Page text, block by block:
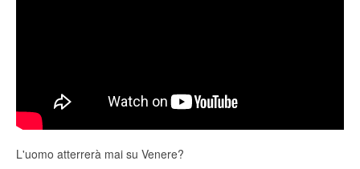
L'uomo atterrerà mai su Venere?